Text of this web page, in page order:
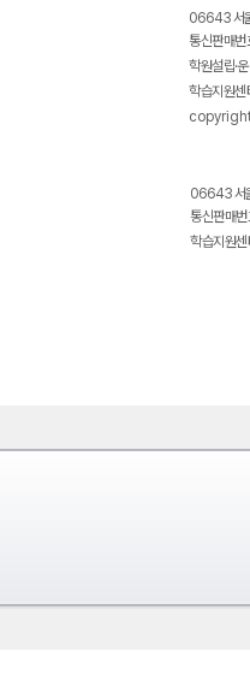
06643 서
통신판매
학원설립·
학습지원
06643 서
통신판매
학습지원